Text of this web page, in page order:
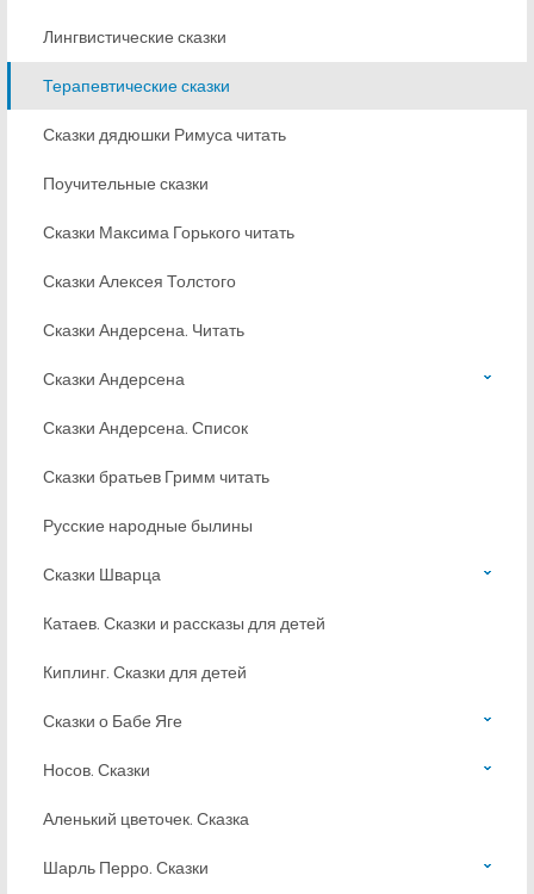
Лингвистические сказки
Терапевтические сказки
Сказки дядюшки Римуса читать
Поучительные сказки
Сказки Максима Горького читать
Сказки Алексея Толстого
Сказки Андерсена. Читать
Сказки Андерсена
Сказки Андерсена. Список
Сказки братьев Гримм читать
Русские народные былины
Сказки Шварца
Катаев. Сказки и рассказы для детей
Киплинг. Сказки для детей
Сказки о Бабе Яге
Носов. Сказки
Аленький цветочек. Сказка
Шарль Перро. Сказки